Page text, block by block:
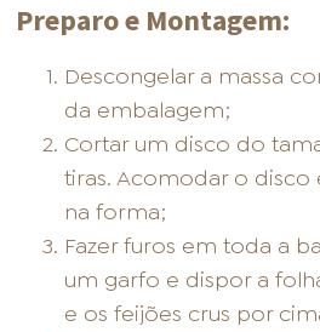
Preparo e Montagem:
Descongelar a massa
da embalagem;
Cortar um disco do
tiras. Acomodar o disco
na forma;
Fazer furos em toda a
um garfo e dispor a
e os feijões crus por